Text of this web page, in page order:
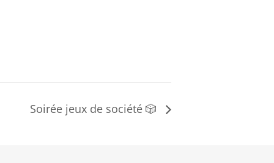
Soirée jeux de société 🎲